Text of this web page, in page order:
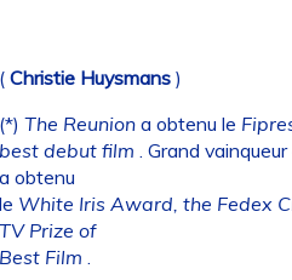
Christie Huysmans)
The Reuniona obtenu le
debut film . Grand vainqueur
obtenu
White Iris Award, the Fedex
Prize of
Film .